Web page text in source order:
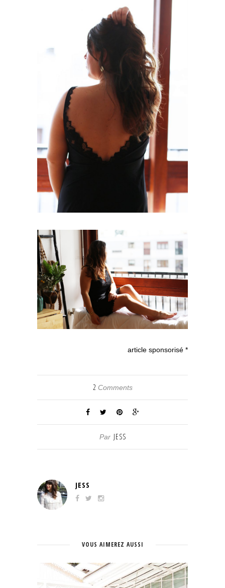
article sponsorisé *
2 Comments
Par JESS
JESS
VOUS AIMEREZ AUSSI